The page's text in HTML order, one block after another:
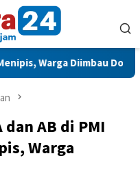
Diimbau Donor Darah
AB di PMI
Warga